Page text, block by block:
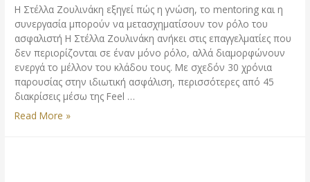
Η Στέλλα Ζουλινάκη εξηγεί πώς η γνώση, το mentoring και η
συνεργασία μπορούν να μετασχηματίσουν τον ρόλο του
ασφαλιστή Η Στέλλα Ζουλινάκη ανήκει στις επαγγελματίες που
δεν περιορίζονται σε έναν μόνο ρόλο, αλλά διαμορφώνουν
ενεργά το μέλλον του κλάδου τους. Με σχεδόν 30 χρόνια
παρουσίας στην ιδιωτική ασφάλιση, περισσότερες από 45
διακρίσεις μέσω της Feel …
Η
Read More »